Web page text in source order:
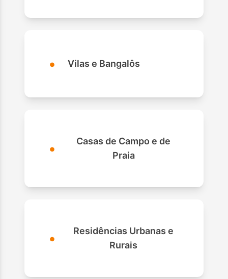
• Vilas e Bangalôs
•
Casas de Campo e de
Praia
•
Residências Urbanas e
Rurais